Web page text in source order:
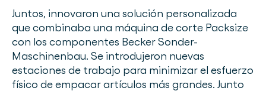
Juntos, innovaron una solución personalizada
que combinaba una máquina de corte Packsize
con los componentes Becker Sonder-
Maschinenbau. Se introdujeron nuevas
estaciones de trabajo para minimizar el esfuerzo
físico de empacar artículos más grandes. Junto